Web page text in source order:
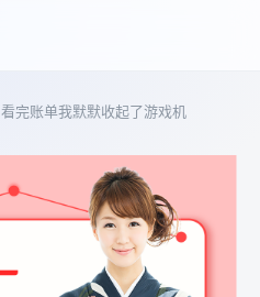
完账单我默默收起了游戏机